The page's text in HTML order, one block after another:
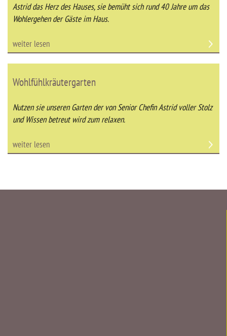
Astrid das Herz des Hauses, sie bemüht sich rund 40 Jahre um das
Wohlergehen der Gäste im Haus.
weiter lesen
Wohlfühlkräutergarten
Nutzen sie unseren Garten der von Senior Chefin Astrid voller Stolz
und Wissen betreut wird zum relaxen.
weiter lesen